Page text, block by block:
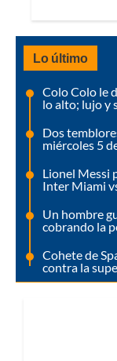
Lo último
Colo Colo le
lo alto; lujo y
Dos
miércoles 5
Lionel Messi
Inter Miami
Un hombre
cobrando la
Cohete de
contra la